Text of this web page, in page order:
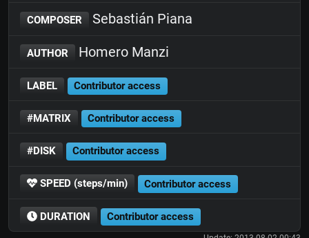
COMPOSER Sebastián Piana
AUTHOR Homero Manzi
LABEL Contributor access
#MATRIX Contributor access
#DISK Contributor access
SPEED (steps/min) Contributor access
DURATION Contributor access